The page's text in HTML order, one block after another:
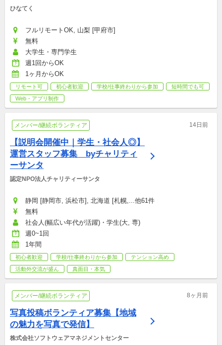
ひなてく
フルリモートOK, 山梨 [甲府市]
無料
大学生・専門学生
週1回からOK
1ヶ月からOK
リモート可 初心者歓迎 学校/仕事終わりから参加
短時間でも可
Web・アプリ制作
メンバー/継続ボランティア 14日前
【説明会開催中｜学生・社会人◎】
運営スタッフ募集　byチャリティ
ーサンタ
認定NPO法人チャリティーサンタ
静岡 [静岡市, 浜松市], 北海道 [札幌,...他61件
無料
社会人(幅広い年代が活躍)・学生(大, 専)
週0~1回
1年間
初心者歓迎 学校/仕事終わりから参加
テンション高め
活動外交流が盛ん
真面目・本気
メンバー/継続ボランティア 8ヶ月前
写真投稿ボランティア募集【地域
の魅力を写真で発信】
株式会社ソフトウェアマネジメントセンター